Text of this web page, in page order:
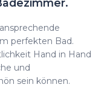
perfekten Bad.
Hand in Hand
und
sein können.